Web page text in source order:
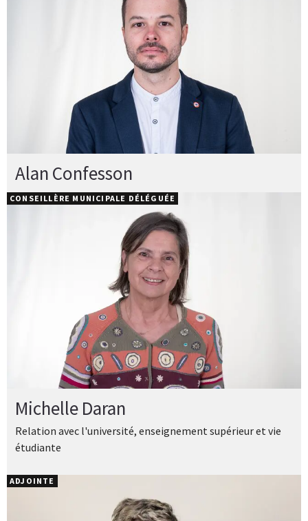
Alan Confesson
Michelle Daran
Relation avec l'université, enseignement supérieur et vie
étudiante
CONSEILLÈRE MUNICIPALE DÉLÉGUÉE
ADJOINTE